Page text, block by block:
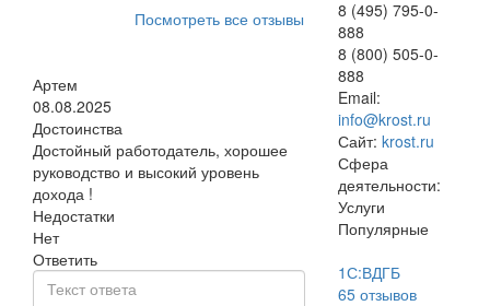
Посмотреть все отзывы
Артем
08.08.2025
Достоинства
Достойный работодатель, хорошее
руководство и высокий уровень
дохода !
Недостатки
Нет
Ответить
8 (495) 795-0-
888
8 (800) 505-0-
888
Email:
info@krost.ru
Сайт: krost.ru
Сфера
деятельности:
Услуги
Популярные
1С:ВДГБ
65отзывов